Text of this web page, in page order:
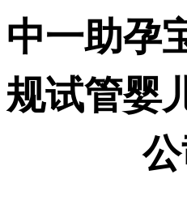
中一助孕
规试管婴
公